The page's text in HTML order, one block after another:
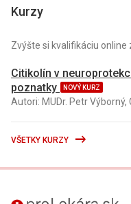
Kurzy
Zvýšte si kvalifikáciu online
Citikolín v
poznatky
NOVÝ KURZ
Autori: MUDr. Petr Výborný,
VŠETKY KURZY